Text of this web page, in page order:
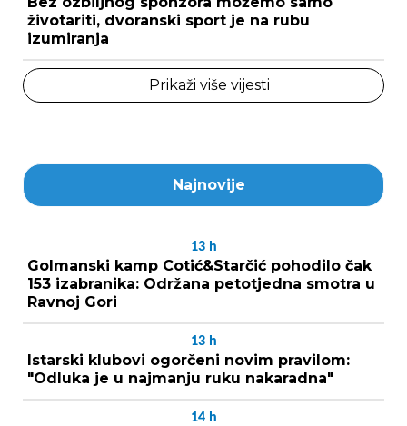
životariti, dvoranski sport je na rubu
izumiranja
Prikaži više vijesti
Najnovije
13 h
Golmanski kamp Cotić&Starčić pohodilo čak
153 izabranika: Održana petotjedna smotra u
Ravnoj Gori
13 h
Istarski klubovi ogorčeni novim pravilom:
"Odluka je u najmanju ruku nakaradna"
14 h